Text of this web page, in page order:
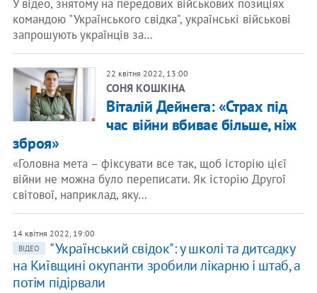
У відео, знятому на передових військових позиціях
командою "Українського свідка", українські військові
запрошують українців за…
22 квітня 2022, 13:00
СОНЯ КОШКІНА
Віталій Дейнега: «Страх під
час війни вбиває більше, ніж
зброя»
«Головна мета – фіксувати все так, щоб історію цієї
війни не можна було переписати. Як історію Другої
світової, наприклад, яку…
14 квітня 2022, 19:00
ВІДЕО
"Український свідок": у школі та дитсадку
на Київщині окупанти зробили лікарню і штаб, а
потім підірвали